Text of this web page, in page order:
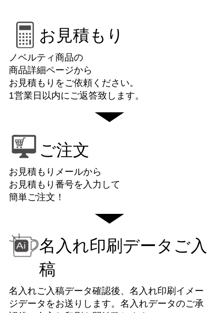
お見積もり
ノベルティ商品の
商品詳細ページから
お見積もりをご依頼ください。
1営業日以内にご返答致します。
ご注文
お見積もりメールから
お見積もり番号を入力して
簡単ご注文！
名入れ印刷データご入
稿
名入れご入稿データ確認後、名入れ印刷イメー
ジデータをお送りします。名入れデータのご承